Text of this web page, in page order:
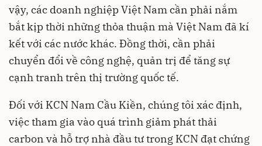
vậy, các doanh nghiệp Việt Nam cần phải nắm
bắt kịp thời những thỏa thuận mà Việt Nam đã kí
kết với các nước khác. Đồng thời, cần phải
chuyển đổi về công nghệ, quản trị để tăng sự
cạnh tranh trên thị trường quốc tế.
Đối với KCN Nam Cầu Kiền, chúng tôi xác định,
việc tham gia vào quá trình giảm phát thải
carbon và hỗ trợ nhà đầu tư trong KCN đạt chứng